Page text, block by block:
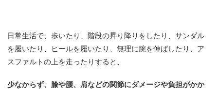
日常生活で、歩いたり、階段の昇り降りをしたり、サンダル
を履いたり、ヒールを履いたり、無理に腕を伸ばしたり、ア
スファルトの上を走ったりすると、
少なからず、膝や腰、肩などの関節にダメージや負担がかか